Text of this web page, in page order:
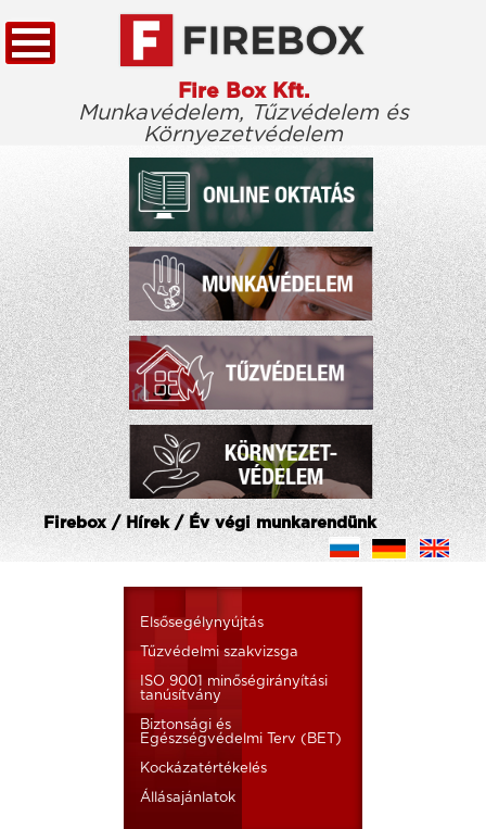
Fire Box Kft.
Munkavédelem, Tűzvédelem és
Környezetvédelem
KEZDŐLAP
TÖRVÉNYTÁR
CÉGÜNKRŐL
KIEMELT ÜGYFELEINK
ELÉRHETŐSÉG
Firebox / Hírek / Év végi munkarendünk
Elsősegélynyújtás
Tűzvédelmi szakvizsga
ISO 9001 minőségirányítási
tanúsítvány
Biztonsági és
Egészségvédelmi Terv (BET)
Kockázatértékelés
Állásajánlatok